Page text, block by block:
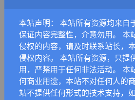
契约战歌 完美国际
反恐精英 时空战场
艾尔登法环 赛博朋克
使命召唤 星辰变
圣境传说 星际战娘
封神问道 圣魂纷争
本站声明： 本站所有资源均来自
保证内容完整性，介意勿用。 本
侵权的内容，请及时联系站长，
侵权内容。 本站所有资源，只提
用，严禁用于任何非法活动。 本
何商业用途，本站不对任何人的
站不提供任何形式的技术支持，